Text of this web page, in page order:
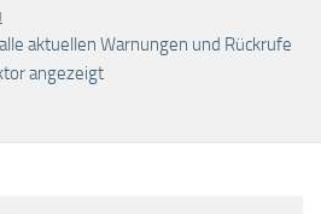
aktuellen Warnungen und Rückrufe
angezeigt